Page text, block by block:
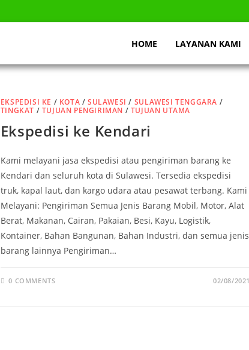
HOME LAYANAN KAMI
EKSPEDISI KE / KOTA /SULAWESI / SULAWESI TENGGARA /
TINGKAT / TUJUAN PENGIRIMAN / TUJUAN UTAMA
Ekspedisi ke Kendari
Kami melayani jasa ekspedisi atau pengiriman barang ke
Kendari dan seluruh kota di Sulawesi. Tersedia ekspedisi
truk, kapal laut, dan kargo udara atau pesawat terbang. Kami
Melayani: Pengiriman Semua Jenis Barang Mobil, Motor, Alat
Berat, Makanan, Cairan, Pakaian, Besi, Kayu, Logistik,
Kontainer, Bahan Bangunan, Bahan Industri, dan semua jenis
barang lainnya Pengiriman…
0 COMMENTS 02/08/2021